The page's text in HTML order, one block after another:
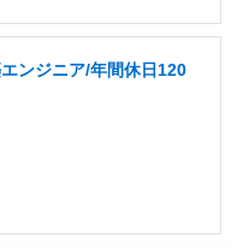
ンジニア/年間休日120